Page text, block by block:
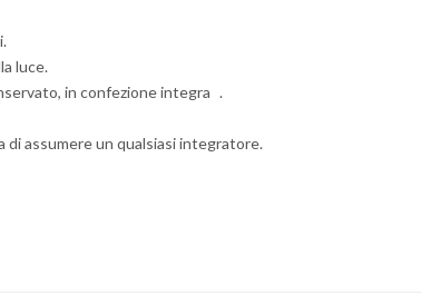
luce.
in confezione integra .
di assumere un qualsiasi integratore.